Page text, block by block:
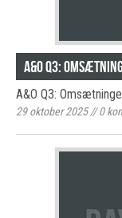
A&O Q3:
A&O Q3:
29 oktober 2025//0